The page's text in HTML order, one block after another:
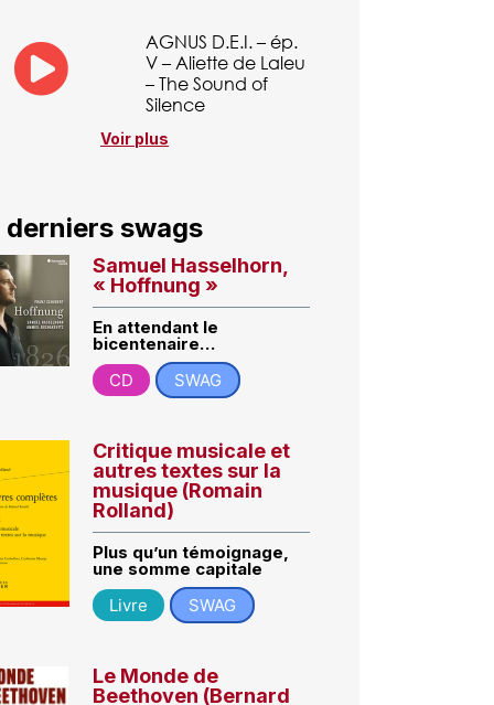
AGNUS D.E.I. – ép.
V – Aliette de Laleu
– The Sound of
Silence
Voir plus
derniers swags
Samuel Hasselhorn,
« Hoffnung »
En attendant le
bicentenaire…
CD
SWAG
Critique musicale et
autres textes sur la
musique (Romain
Rolland)
Plus qu’un témoignage,
une somme capitale
Livre
SWAG
Le Monde de
Beethoven (Bernard